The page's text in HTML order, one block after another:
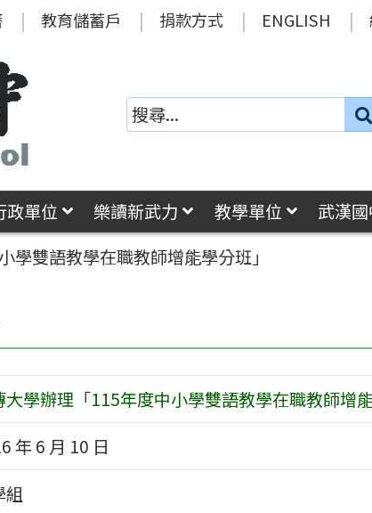
教育儲蓄戶 捐款方式 ENGLISH
政單位 樂讀新武力 教學單位 武漢
學雙語教學在職教師增能學分班」
大學辦理「115年度中小學雙語教學在職教師增能
年 6 月 10 日
組